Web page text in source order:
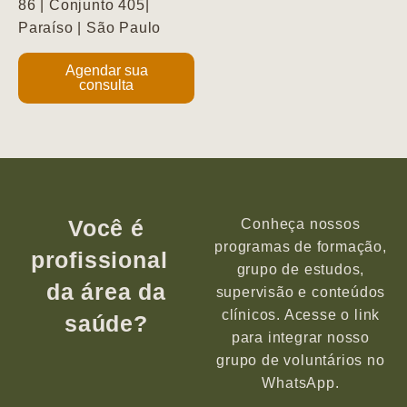
86 | Conjunto 405|
Paraíso | São Paulo
Agendar sua
consulta
Você é
profissional
da área da
saúde?
Conheça nossos
programas de formação,
grupo de estudos,
supervisão e conteúdos
clínicos. Acesse o link
para integrar nosso
grupo de voluntários no
WhatsApp.